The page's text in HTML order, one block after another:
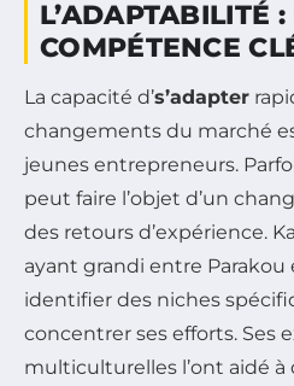
L’ADAPTABILITÉ :
COMPÉTENCE
La capacité d’s’adapter
changements du marché
jeunes entrepreneurs.
peut faire l’objet d’un
des retours d’expérience.
ayant grandi entre Parakou
identifier des niches
concentrer ses efforts. Ses
multiculturelles l’ont aidé